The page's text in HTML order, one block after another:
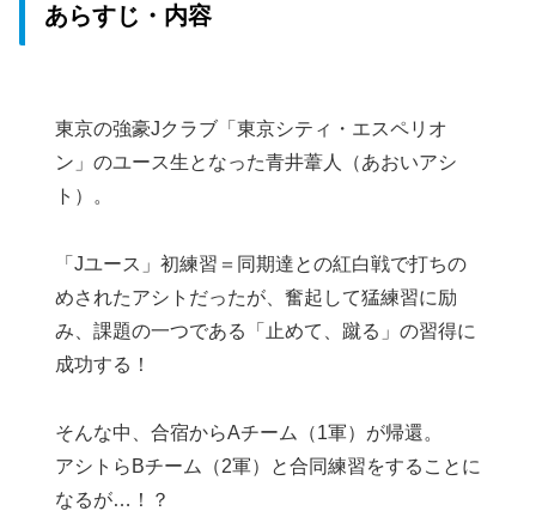
あらすじ・内容
東京の強豪Jクラブ「東京シティ・エスペリオ
ン」のユース生となった青井葦人（あおいアシ
ト）。
「Jユース」初練習＝同期達との紅白戦で打ちの
めされたアシトだったが、奮起して猛練習に励
み、課題の一つである「止めて、蹴る」の習得に
成功する！
そんな中、合宿からAチーム（1軍）が帰還。
アシトらBチーム（2軍）と合同練習をすることに
なるが…！？